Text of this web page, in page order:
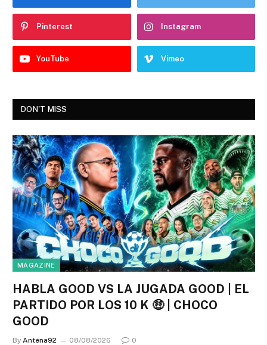
Pinterest Instagram
YouTube Vimeo
DON'T MISS
MAGAZINE
HABLA GOOD VS LA JUGADA GOOD | EL
PARTIDO POR LOS 10 K 🤑 | CHOCO
GOOD
By Antena92 08/08/2026 0